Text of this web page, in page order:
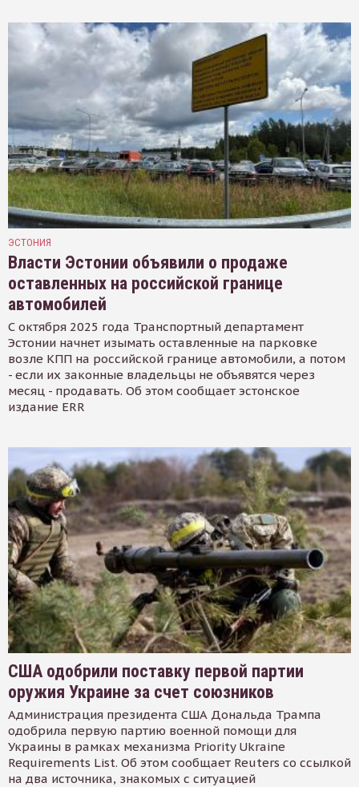
ЭСТОНИЯ
Власти Эстонии объявили о продаже
оставленных на российской границе
автомобилей
С октября 2025 года Транспортный департамент
Эстонии начнет изымать оставленные на парковке
возле КПП на российской границе автомобили, а потом
- если их законные владельцы не объявятся через
месяц - продавать. Об этом сообщает эстонское
издание ERR
США одобрили поставку первой партии
оружия Украине за счет союзников
Администрация президента США Дональда Трампа
одобрила первую партию военной помощи для
Украины в рамках механизма Priority Ukraine
Requirements List. Об этом сообщает Reuters со ссылкой
на два источника, знакомых с ситуацией